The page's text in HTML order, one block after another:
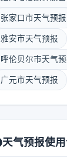
张家口市天气预报
雅安市天气预报
呼伦贝尔市天气
广元市天气预报
天气预报使